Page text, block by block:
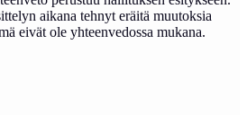
aikana tehnyt eräitä muutoksia
eivät ole yhteenvedossa mukana.